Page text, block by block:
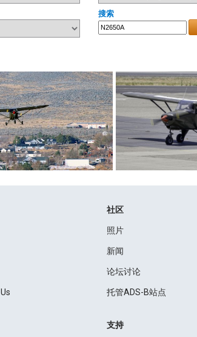
搜索
社区
照片
新闻
论坛讨论
托管ADS-B站点
支持